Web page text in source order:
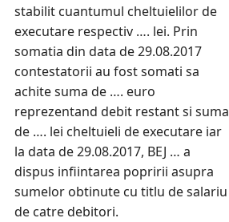
stabilit cuantumul cheltuielilor de
executare respectiv …. lei. Prin
somatia din data de 29.08.2017
contestatorii au fost somati sa
achite suma de …. euro
reprezentand debit restant si suma
de …. lei cheltuieli de executare iar
la data de 29.08.2017, BEJ … a
dispus infiintarea popririi asupra
sumelor obtinute cu titlu de salariu
de catre debitori.